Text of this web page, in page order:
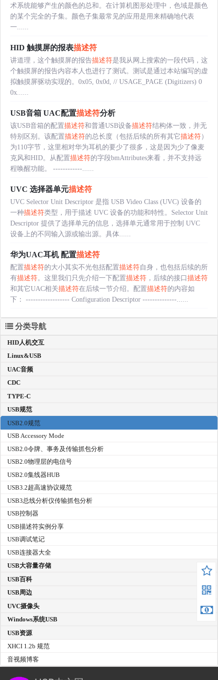
术系统能够产生的颜色的总和。在计算机图形处理中，色域是颜色
的某个完全的子集。颜色子集最常见的应用是用来精确地代表
一......
HID 触摸屏的报表描述符
讲道理，这个触摸屏的报告描述符是我从网上搜索的一段代码，这
个触摸屏的报告内容本人也进行了测试。测试是通过本站编写的虚
拟触摸屏驱动实现的。0x05, 0x0d, // USAGE_PAGE (Digitizers) 0
0x......
USB音箱 UAC配置描述符分析
该USB音箱的配置描述符和普通USB设备描述符结构体一致，并无
特别区别。该配置描述符的总长度（包括后续的所有其它描述符）
为110字节，这里相对华为耳机的要少了很多，这是因为少了像麦
克风和HID。从配置描述符的字段bmAttributes来看，并不支持远
程唤醒功能。 ------------......
UVC 选择器单元描述符
UVC Selector Unit Descriptor 是指 USB Video Class (UVC) 设备的
一种描述符类型，用于描述 UVC 设备的功能和特性。Selector Unit
Descriptor 提供了选择单元的信息，选择单元通常用于控制 UVC
设备上的不同输入源或输出源。具体......
华为UAC耳机 配置描述符
配置描述符的大小其实不光包括配置描述符自身，也包括后续的所
有描述符。这里我们只先介绍一下配置描述符 ，后续的接口 描述符
和其它UAC相关描述符在后续一节介绍。配置描述符的内容如
下： ------------------ Configuration Descriptor --------------......
分类导航
HID人机交互
Linux&USB
UAC音频
CDC
TYPE-C
USB规范
USB2.0规范
USB Accessory Mode
USB2.0令牌、事务及传输抓包分析
USB2.0物理层的电信号
USB2.0集线器HUB
USB3.2超高速协议规范
USB3总线分析仪传输抓包分析
USB控制器
USB描述符实例分享
USB调试笔记
USB连接器大全
USB大容量存储
USB百科
USB周边
UVC摄像头
Windows系统USB
USB资源
XHCI 1.2b 规范
音视频博客